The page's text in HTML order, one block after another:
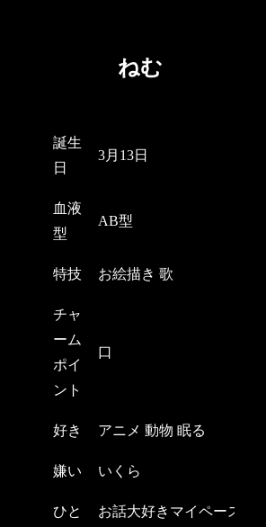
ねむ
誕生
日
3月13日
血液
型
AB型
特技 お絵描き 歌
チャ
ーム
ポイ
ント
口
好き アニメ 動物 眠る
嫌い いくら
ひと
お話大好きマイペースな僕